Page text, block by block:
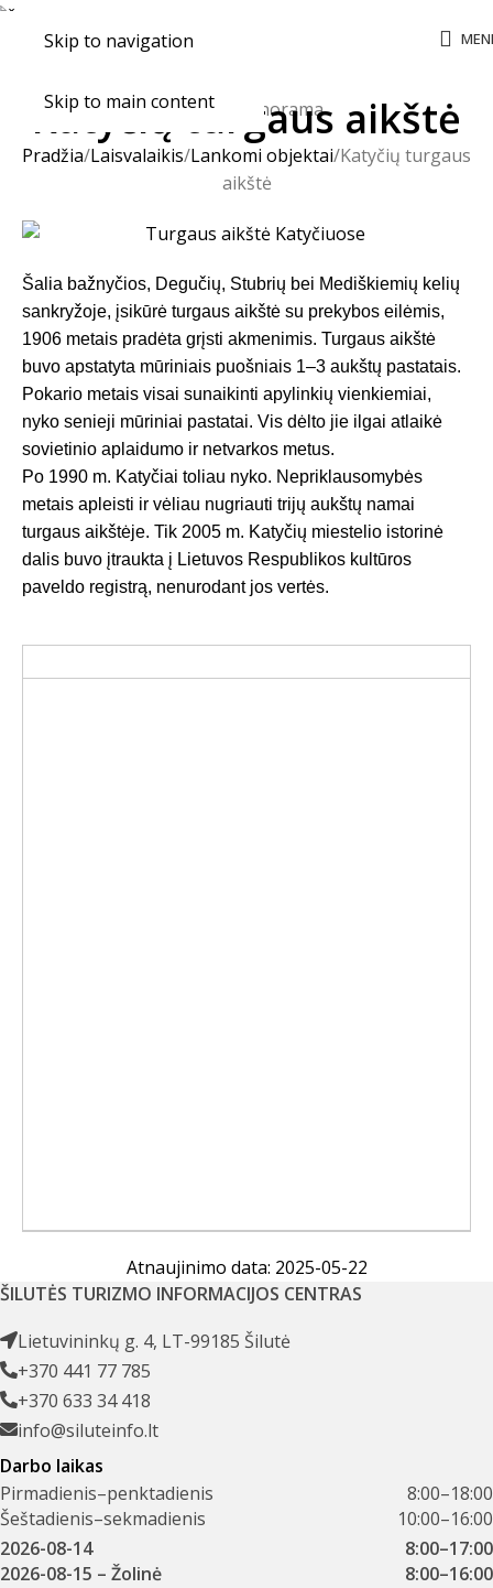
Skip to navigation
Skip to main content
Katyčių turgaus aikštė
Pradžia Laisvalaikis Lankomi objektai Katyčių turgaus
aikštė
Šalia bažnyčios, Degučių, Stubrių bei Mediškiemių kelių
sankryžoje, įsikūrė turgaus aikštė su prekybos eilėmis,
1906 metais pradėta grįsti akmenimis. Turgaus aikštė
buvo apstatyta mūriniais puošniais 1–3 aukštų pastatais.
Pokario metais visai sunaikinti apylinkių vienkiemiai,
nyko senieji mūriniai pastatai. Vis dėlto jie ilgai atlaikė
sovietinio aplaidumo ir netvarkos metus.
Po 1990 m. Katyčiai toliau nyko. Nepriklausomybės
metais apleisti ir vėliau nugriauti trijų aukštų namai
turgaus aikštėje. Tik 2005 m. Katyčių miestelio istorinė
dalis buvo įtraukta į Lietuvos Respublikos kultūros
paveldo registrą, nenurodant jos vertės.
Atnaujinimo data: 2025-05-22
ŠILUTĖS TURIZMO INFORMACIJOS CENTRAS
Lietuvininkų g. 4, LT-99185 Šilutė
+370 441 77 785
+370 633 34 418
info@siluteinfo.lt
Darbo laikas
Pirmadienis–penktadienis
8:00–18:00
Šeštadienis–sekmadienis
10:00–16:00
2026-08-14
8:00–17:00
2026-08-15 – Žolinė
8:00–16:00